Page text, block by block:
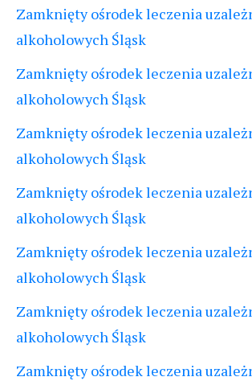
Zamknięty ośrodek leczenia
alkoholowych Śląsk
Zamknięty ośrodek leczenia
alkoholowych Śląsk
Zamknięty ośrodek leczenia
alkoholowych Śląsk
Zamknięty ośrodek leczenia
alkoholowych Śląsk
Zamknięty ośrodek leczenia
alkoholowych Śląsk
Zamknięty ośrodek leczenia
alkoholowych Śląsk
Zamknięty ośrodek leczenia